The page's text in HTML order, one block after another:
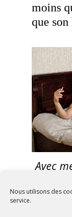
Nous utilisons des
service.
moins
que
Avec
fille